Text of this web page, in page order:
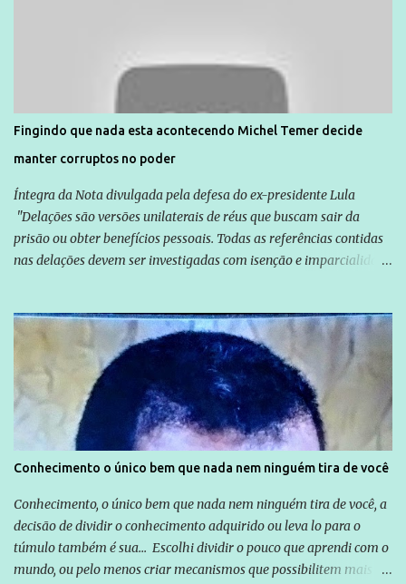
são vítimas de violência, estão em situação de risco ou têm seus
direitos violados. Leia mais: Anistia Internacional cobra do Brasil
solução do caso Amarildo - Terra Brasil
Fingindo que nada esta acontecendo Michel Temer decide
manter corruptos no poder
Íntegra da Nota divulgada pela defesa do ex-presidente Lula
"Delações são versões unilaterais de réus que buscam sair da
prisão ou obter benefícios pessoais. Todas as referências contidas
nas delações devem ser investigadas com isenção e imparcialidade
Globo manteve com o Grupo Odebrecht, citada na delação de
Emílio Odebrecht. Lula sempre atuou para promover o Brasil no
exterior, e não para promover determinadas empresas ou
empresários" Assina a nota o advogado Cristiano Zanin Martins
Conhecimento o único bem que nada nem ninguém tira de você
Conhecimento, o único bem que nada nem ninguém tira de você, a
decisão de dividir o conhecimento adquirido ou leva lo para o
túmulo também é sua... Escolhi dividir o pouco que aprendi com o
mundo, ou pelo menos criar mecanismos que possibilitem mais e